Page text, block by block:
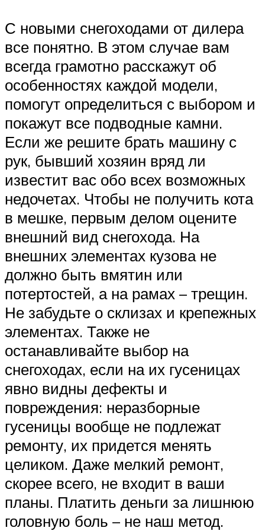
С новыми снегоходами от дилера
все понятно. В этом случае вам
всегда грамотно расскажут об
особенностях каждой модели,
помогут определиться с выбором и
покажут все подводные камни.
Если же решите брать машину с
рук, бывший хозяин вряд ли
известит вас обо всех возможных
недочетах. Чтобы не получить кота
в мешке, первым делом оцените
внешний вид снегохода. На
внешних элементах кузова не
должно быть вмятин или
потертостей, а на рамах – трещин.
Не забудьте о склизах и крепежных
элементах. Также не
останавливайте выбор на
снегоходах, если на их гусеницах
явно видны дефекты и
повреждения: неразборные
гусеницы вообще не подлежат
ремонту, их придется менять
целиком. Даже мелкий ремонт,
скорее всего, не входит в ваши
планы. Платить деньги за лишнюю
головную боль – не наш метод.